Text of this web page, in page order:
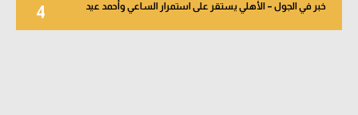
4 خبر في الجول – الأهلي يستقر على استمرار الساعي وأحمد عيد